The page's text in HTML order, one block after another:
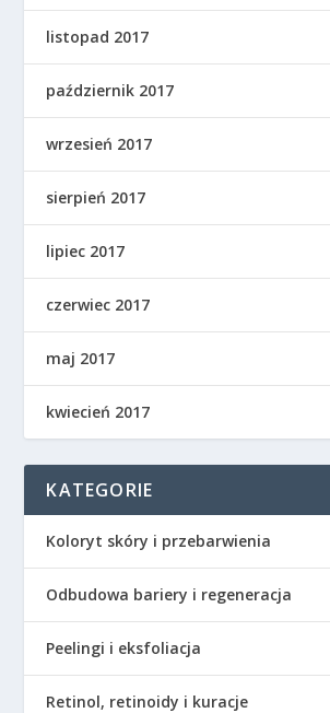
listopad 2017
październik 2017
wrzesień 2017
sierpień 2017
lipiec 2017
czerwiec 2017
maj 2017
kwiecień 2017
KATEGORIE
Koloryt skóry i przebarwienia
Odbudowa bariery i regeneracja
Peelingi i eksfoliacja
Retinol, retinoidy i kuracje